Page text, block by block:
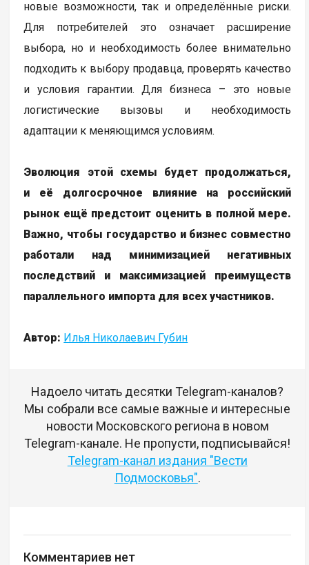
новые возможности, так и определённые риски.
Для потребителей это означает расширение
выбора, но и необходимость более внимательно
подходить к выбору продавца, проверять качество
и условия гарантии. Для бизнеса – это новые
логистические вызовы и необходимость
адаптации к меняющимся условиям.
Эволюция этой схемы будет продолжаться,
и её долгосрочное влияние на российский
рынок ещё предстоит оценить в полной мере.
Важно, чтобы государство и бизнес совместно
работали над минимизацией негативных
последствий и максимизацией преимуществ
параллельного импорта для всех участников.
Автор: Илья Николаевич Губин
Надоело читать десятки Telegram-каналов?
Мы собрали все самые важные и интересные
новости Московского региона в новом
Telegram-канале. Не пропусти, подписывайся!
Telegram-канал издания "Вести
Подмосковья".
Комментариев нет